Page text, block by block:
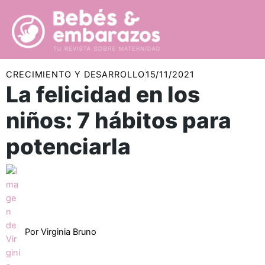
contenido
CRECIMIENTO Y DESARROLLO15/11/2021
La felicidad en los
niños: 7 hábitos para
potenciarla
Por Virginia Bruno